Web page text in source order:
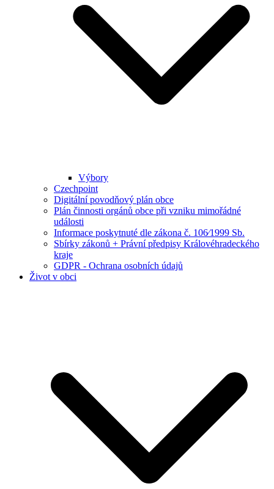
Výbory
Czechpoint
Digitální povodňový plán obce
Plán činnosti orgánů obce při vzniku mimořádné
události
Informace poskytnuté dle zákona č. 106⁄1999 Sb.
Sbírky zákonů + Právní předpisy Královéhradeckého
kraje
GDPR - Ochrana osobních údajů
Život v obci